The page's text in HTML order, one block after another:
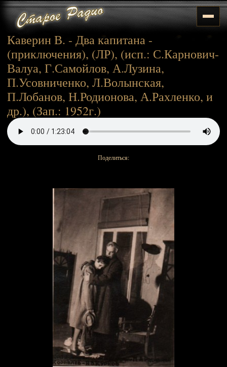
Каверин В. - Два капитана -
(приключения), (ЛР), (исп.: С.Карнович-
Валуа, Г.Самойлов, А.Лузина,
П.Усовниченко, Л.Волынская,
П.Лобанов, Н.Родионова, А.Рахленко, и
др.), (Зап.: 1952г.)
Поделиться: